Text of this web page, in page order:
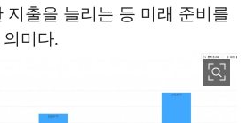
지출을 늘리는 등 미래 준비를
미다.